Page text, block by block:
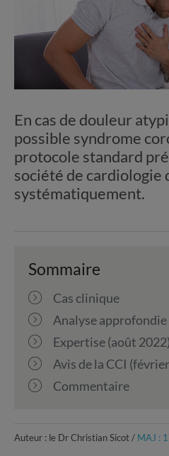
En cas de douleur
possible syndrome
protocole standard
société de cardiologie
systématiquement.
Sommaire
Cas clinique
Analyse approfondie
Expertise (août 2022)
Avis de la CCI
Commentaire
Auteur : le Dr Christian Sicot / MAJ :